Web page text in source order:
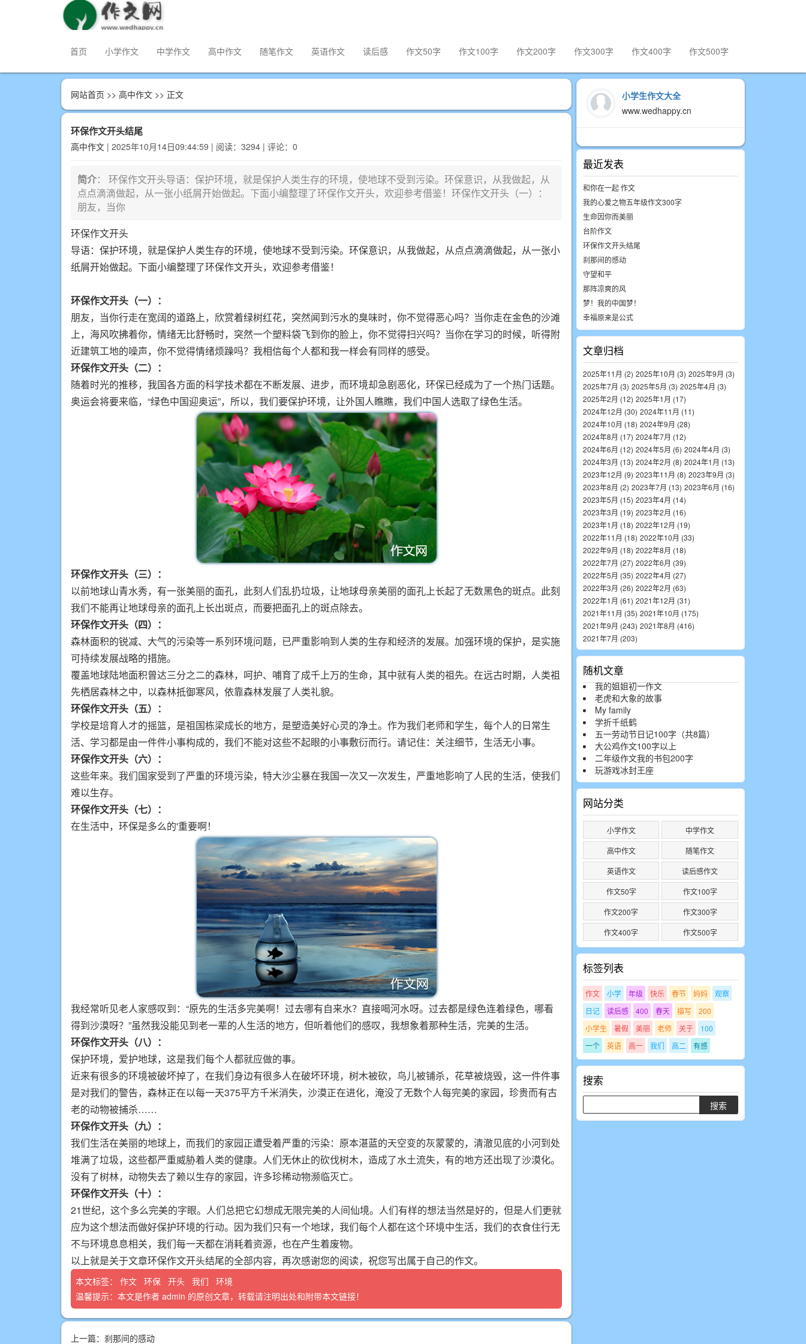
首页 小学作文 中学作文 高中作文 随笔作文 英语作文 读后感 作文50字 作文100字 作文200字 作文300字 作文400字 作文500字
网站首页 >> 高中作文 >> 正文
环保作文开头结尾
高中作文 | 2025年10月14日09:44:59 | 阅读：3294 | 评论：0
简介： 环保作文开头导语：保护环境，就是保护人类生存的环境，使地球不受到污染。环保意识，从我做起，从
点点滴滴做起，从一张小纸屑开始做起。下面小编整理了环保作文开头，欢迎参考借鉴！环保作文开头（一）：
朋友，当你
环保作文开头
导语：保护环境，就是保护人类生存的环境，使地球不受到污染。环保意识，从我做起，从点点滴滴做起，从一张小
纸屑开始做起。下面小编整理了环保作文开头，欢迎参考借鉴！
环保作文开头（一）：
朋友，当你行走在宽阔的道路上，欣赏着绿树红花，突然闻到污水的臭味时，你不觉得恶心吗？当你走在金色的沙滩
上，海风吹拂着你，情绪无比舒畅时，突然一个塑料袋飞到你的脸上，你不觉得扫兴吗？当你在学习的时候，听得附
近建筑工地的噪声，你不觉得情绪烦躁吗？我相信每个人都和我一样会有同样的感受。
环保作文开头（二）：
随着时光的推移，我国各方面的科学技术都在不断发展、进步，而环境却急剧恶化，环保已经成为了一个热门话题。
奥运会将要来临，“绿色中国迎奥运”，所以，我们要保护环境，让外国人瞧瞧，我们中国人选取了绿色生活。
环保作文开头（三）：
以前地球山青水秀，有一张美丽的面孔，此刻人们乱扔垃圾，让地球母亲美丽的面孔上长起了无数黑色的斑点。此刻
我们不能再让地球母亲的面孔上长出斑点，而要把面孔上的斑点除去。
环保作文开头（四）：
森林面积的锐减、大气的污染等一系列环境问题，已严重影响到人类的生存和经济的发展。加强环境的保护，是实施
可持续发展战略的措施。
覆盖地球陆地面积曾达三分之二的森林，呵护、哺育了成千上万的生命，其中就有人类的祖先。在远古时期，人类祖
先栖居森林之中，以森林抵御寒风，依靠森林发展了人类礼貌。
环保作文开头（五）：
学校是培育人才的摇篮，是祖国栋梁成长的地方，是塑造美好心灵的净土。作为我们老师和学生，每个人的日常生
活、学习都是由一件件小事构成的，我们不能对这些不起眼的小事敷衍而行。请记住：关注细节，生活无小事。
环保作文开头（六）：
这些年来。我们国家受到了严重的环境污染，特大沙尘暴在我国一次又一次发生，严重地影响了人民的生活，使我们
难以生存。
环保作文开头（七）：
在生活中，环保是多么的'重要啊！
我经常听见老人家感叹到：“原先的生活多完美啊！过去哪有自来水？直接喝河水呀。过去都是绿色连着绿色，哪看
得到沙漠呀？”虽然我没能见到老一辈的人生活的地方，但听着他们的感叹，我想象着那种生活，完美的生活。
环保作文开头（八）：
保护环境，爱护地球，这是我们每个人都就应做的事。
近来有很多的环境被破坏掉了，在我们身边有很多人在破坏环境，树木被砍，鸟儿被铺杀，花草被烧毁，这一件件事
是对我们的警告，森林正在以每一天375平方千米消失，沙漠正在进化，淹没了无数个人每完美的家园，珍贵而有古
老的动物被捕杀……
环保作文开头（九）：
我们生活在美丽的地球上，而我们的家园正遭受着严重的污染：原本湛蓝的天空变的灰蒙蒙的，清澈见底的小河到处
堆满了垃圾，这些都严重威胁着人类的健康。人们无休止的砍伐树木，造成了水土流失，有的地方还出现了沙漠化。
没有了树林，动物失去了赖以生存的家园，许多珍稀动物濒临灭亡。
环保作文开头（十）：
21世纪，这个多么完美的字眼。人们总把它幻想成无限完美的人间仙境。人们有样的想法当然是好的，但是人们更就
应为这个想法而做好保护环境的行动。因为我们只有一个地球，我们每个人都在这个环境中生活，我们的衣食住行无
不与环境息息相关，我们每一天都在消耗着资源，也在产生着废物。
以上就是关于文章环保作文开头结尾的全部内容，再次感谢您的阅读，祝您写出属于自己的作文。
本文标签： 作文 环保 开头 我们
环境
温馨提示：本文是作者 admin 的原创文章，转载请注明出处和附带本文链接！
上一篇： 刹那间的感动
小学生作文大全
www.wedhappy.cn
最近发表
和你在一起 作文
我的心爱之物五年级作文300字
生命因你而美丽
台阶作文
环保作文开头结尾
刹那间的感动
守望和平
那阵凉爽的风
梦！我的中国梦！
幸福原来是公式
文章归档
2025年11月 (2) 2025年10月 (3) 2025年9月 (3)
2025年7月 (3) 2025年5月 (3) 2025年4月 (3)
2025年2月 (12) 2025年1月 (17)
2024年12月 (30) 2024年11月 (11)
2024年10月 (18) 2024年9月 (28)
2024年8月 (17) 2024年7月 (12)
2024年6月 (12) 2024年5月 (6) 2024年4月 (3)
2024年3月 (13) 2024年2月 (8) 2024年1月 (13)
2023年12月 (9) 2023年11月 (8) 2023年9月 (3)
2023年8月 (2) 2023年7月 (13) 2023年6月 (16)
2023年5月 (15) 2023年4月 (14)
2023年3月 (19) 2023年2月 (16)
2023年1月 (18) 2022年12月 (19)
2022年11月 (18) 2022年10月 (33)
2022年9月 (18) 2022年8月 (18)
2022年7月 (27) 2022年6月 (39)
2022年5月 (35) 2022年4月 (27)
2022年3月 (26) 2022年2月 (63)
2022年1月 (61) 2021年12月 (31)
2021年11月 (35) 2021年10月 (175)
2021年9月 (243) 2021年8月 (416)
2021年7月 (203)
随机文章
我的姐姐初一作文
老虎和大象的故事
My family
学折千纸鹤
五一劳动节日记100字（共8篇）
大公鸡作文100字以上
二年级作文我的书包200字
玩游戏冰封王座
网站分类
小学作文
中学作文
高中作文
随笔作文
英语作文
读后感作文
作文50字
作文100字
作文200字
作文300字
作文400字
作文500字
标签列表
作文 小学 年级 快乐 春节 妈妈
观察
日记
读后感 400 春天 描写
200
小学生
暑假 美丽 老师 关于
100
一个
英语 高一 我们 高二 有感
搜索